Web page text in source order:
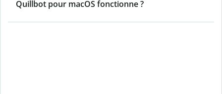
Quillbot pour macOS fonctionne ?